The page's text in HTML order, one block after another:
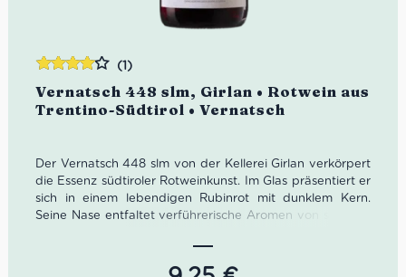
Vernatsch 448 slm, Girlan • Rotwein aus
Trentino-Südtirol • Vernatsch
(1)
Der Vernatsch 448 slm von der Kellerei Girlan verkörpert
die Essenz südtiroler Rotweinkunst. Im Glas präsentiert er
sich in einem lebendigen Rubinrot mit dunklem Kern.
Seine Nase entfaltet verführerische Aromen von saftigen
Gewürznoten. Am Gaumen überzeugt der Vernatsch mit
seiner fruchtbetonten, vitalen Charakteristik und einer
mit4.00
von 5